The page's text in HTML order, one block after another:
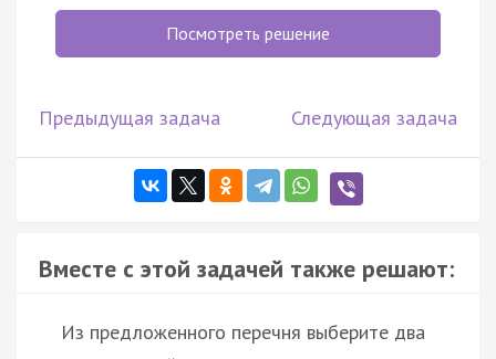
Посмотреть решение
Предыдущая задача Следующая задача
Вместе с этой задачей также решают:
Из предложенного перечня выберите два